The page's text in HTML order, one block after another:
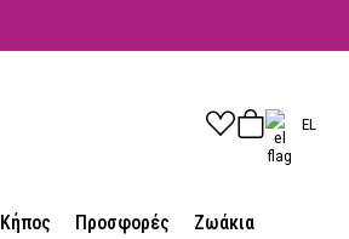
EL
Κήπος Προσφορές Ζωάκια